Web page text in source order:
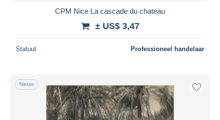
CPM Nice La cascade du chateau
± US$ 3,47
Statuut Professioneel handelaar
Nieuw